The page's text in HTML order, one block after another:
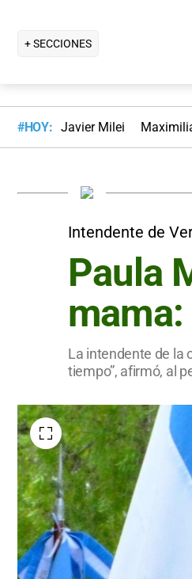
+ SECCIONES
#HOY: Javier Milei
Intendente de
Paula
La intendente de la
tiempo”, afirmó, al